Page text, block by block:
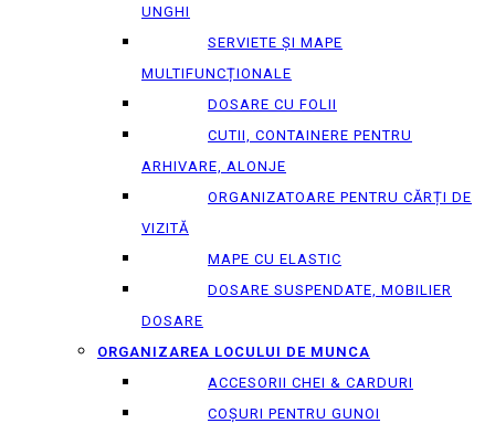
UNGHI
SERVIETE ȘI MAPE
MULTIFUNCȚIONALE
DOSARE CU FOLII
CUTII, CONTAINERE PENTRU
ARHIVARE, ALONJE
ORGANIZATOARE PENTRU CĂRȚI DE
VIZITĂ
MAPE CU ELASTIC
DOSARE SUSPENDATE, MOBILIER
DOSARE
ORGANIZAREA LOCULUI DE MUNCA
ACCESORII CHEI & СARDURI
COȘURI PENTRU GUNOI